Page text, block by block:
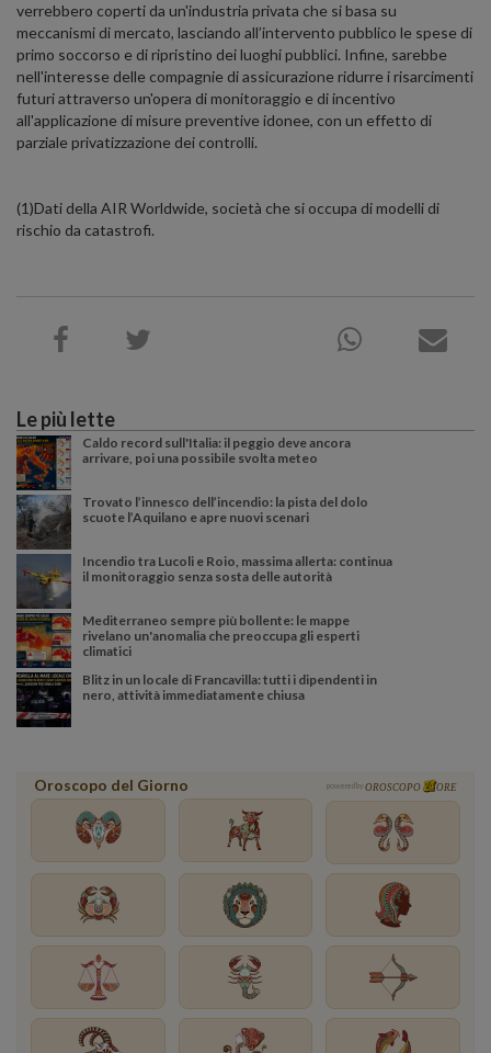
verrebbero coperti da un'industria privata che si basa su
meccanismi di mercato, lasciando all’intervento pubblico le spese di
primo soccorso e di ripristino dei luoghi pubblici. Infine, sarebbe
nell'interesse delle compagnie di assicurazione ridurre i risarcimenti
futuri attraverso un'opera di monitoraggio e di incentivo
all'applicazione di misure preventive idonee, con un effetto di
parziale privatizzazione dei controlli.
(1)Dati della AIR Worldwide, società che si occupa di modelli di
rischio da catastrofi.
Le più lette
Caldo record sull'Italia: il peggio deve ancora
arrivare, poi una possibile svolta meteo
Trovato l’innesco dell’incendio: la pista del dolo
scuote l’Aquilano e apre nuovi scenari
Incendio tra Lucoli e Roio, massima allerta: continua
il monitoraggio senza sosta delle autorità
Mediterraneo sempre più bollente: le mappe
rivelano un'anomalia che preoccupa gli esperti
climatici
Blitz in un locale di Francavilla: tutti i dipendenti in
nero, attività immediatamente chiusa
Oroscopo del Giorno powered by OROSCOPO ORE